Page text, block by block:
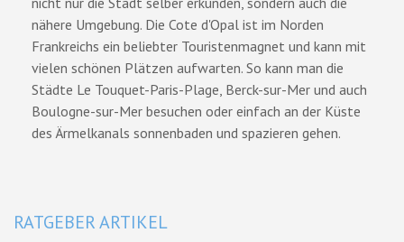
nähere Umgebung. Die Cote d'Opal ist im Norden
Frankreichs ein beliebter Touristenmagnet und kann mit
vielen schönen Plätzen aufwarten. So kann man die
Städte Le Touquet-Paris-Plage, Berck-sur-Mer und auch
Boulogne-sur-Mer besuchen oder einfach an der Küste
des Ärmelkanals sonnenbaden und spazieren gehen.
RATGEBER ARTIKEL